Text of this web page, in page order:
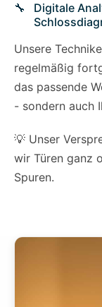
Digitale
Unsere
regelmäßig
das passende
- sondern auch
💡 Unser
wir Türen ganz
Spuren.